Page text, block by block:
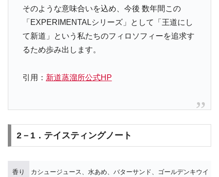
そのような意味合いを込め、今後 数年間この
「EXPERIMENTALシリーズ」として「王道にし
て新道」という私たちのフィロソフィーを追求す
るため歩み出します。
引用： 新道蒸溜所公式HP
2－1．テイスティングノート
香り カシュージュース、水あめ、バターサンド、ゴールデンキウイ